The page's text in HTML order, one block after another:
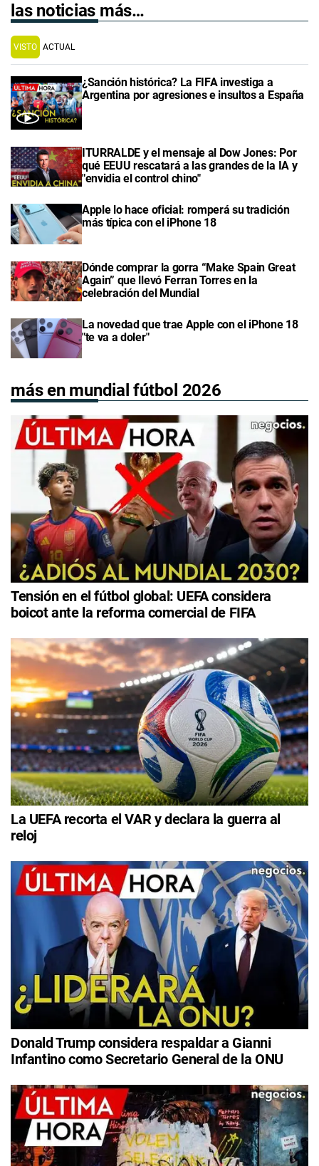
las noticias más…
VISTO ACTUAL
¿Sanción histórica? La FIFA investiga a
Argentina por agresiones e insultos a España
ITURRALDE y el mensaje al Dow Jones: Por
qué EEUU rescatará a las grandes de la IA y
"envidia el control chino"
Apple lo hace oficial: romperá su tradición
más típica con el iPhone 18
Dónde comprar la gorra “Make Spain Great
Again” que llevó Ferran Torres en la
celebración del Mundial
La novedad que trae Apple con el iPhone 18
"te va a doler"
más en mundial fútbol 2026
Tensión en el fútbol global: UEFA considera
boicot ante la reforma comercial de FIFA
La UEFA recorta el VAR y declara la guerra al
reloj
Donald Trump considera respaldar a Gianni
Infantino como Secretario General de la ONU